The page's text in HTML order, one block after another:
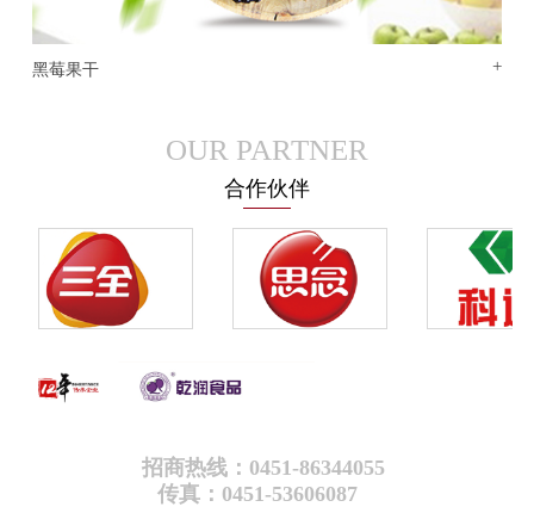
黑莓果干 +
OUR PARTNER
合作伙伴
招商热线：0451-86344055
传真：0451-53606087